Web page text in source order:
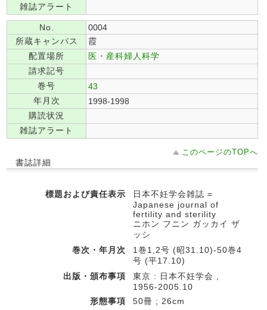
雑誌アラート
No.
0004
所蔵キャンパス
霞
配置場所
医・産科婦人科学
請求記号
巻号
43
年月次
1998-1998
購読状況
雑誌アラート
このページのTOPへ
書誌詳細
標題および責任表示
日本不妊学会雑誌 =
Japanese journal of
fertility and sterility
ニホン フニン ガッカイ ザ
ッシ
巻次・年月次
1巻1,2号 (昭31.10)-50巻4
号 (平17.10)
出版・頒布事項
東京 : 日本不妊学会 ,
1956-2005.10
形態事項
50冊 ; 26cm